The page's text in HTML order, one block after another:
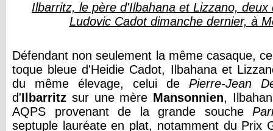
Ilbarritz, le père d'Ilbahana et Lizzano,
Ludovic Cadot dimanche dernier, à
Défendant non seulement la même casaque,
toque bleue d'Heidie Cadot, Ilbahana et
du même élevage, celui de Pierre-Jean
d'Ilbarritz sur une mère Mansonnien,
AQPS provenant de la grande souche
septuple lauréate en plat, notamment du Prix